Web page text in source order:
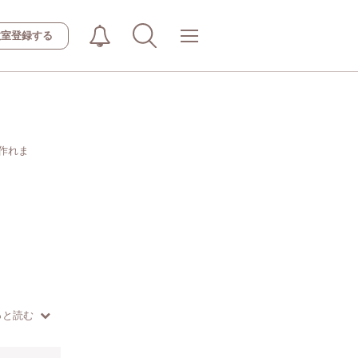
登録する
れま
読む